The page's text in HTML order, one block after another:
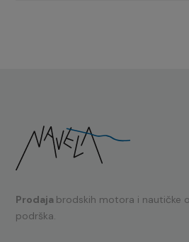
Prodaja brodskih motora i nautičke
podrška.